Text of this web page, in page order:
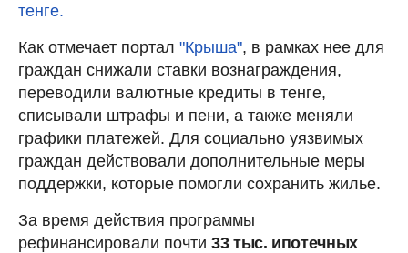
тенге.
Как отмечает портал "Крыша", в рамках нее для
граждан снижали ставки вознаграждения,
переводили валютные кредиты в тенге,
списывали штрафы и пени, а также меняли
графики платежей. Для социально уязвимых
граждан действовали дополнительные меры
поддержки, которые помогли сохранить жилье.
За время действия программы
рефинансировали почти 33 тыс. ипотечных